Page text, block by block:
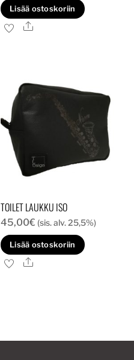
Lisää ostoskoriin
Ale
TOILET LAUKKU ISO
45,00€ (sis. alv. 25,5%)
Lisää ostoskoriin
Ale